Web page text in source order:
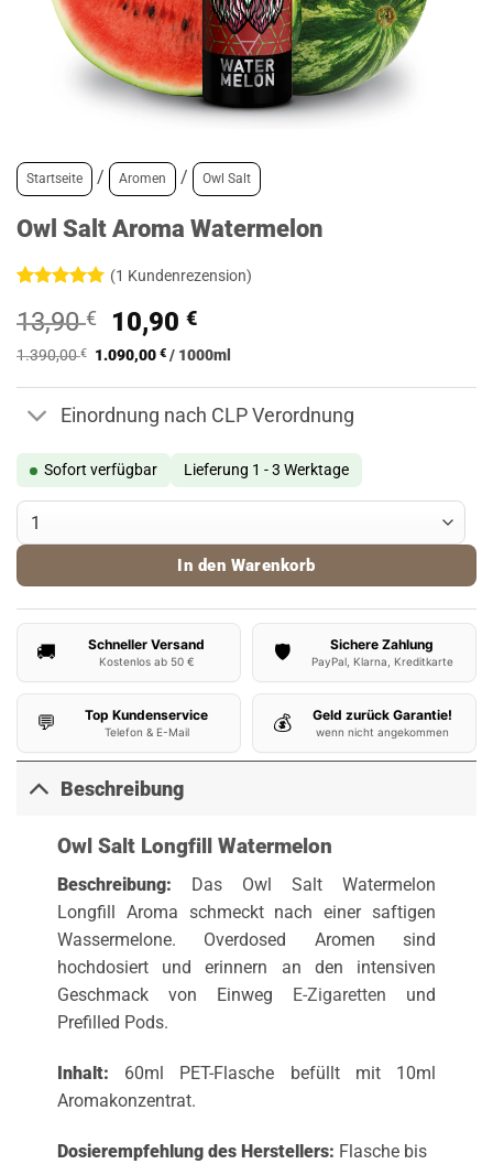
Startseite / Aromen / Owl Salt
Owl Salt Aroma Watermelon
mit5von
5, basierend
auf
(1 Kundenrezension)
13,90€
Ursprünglicher
Preis
13,90 €
10,90€Aktueller
Preis
10,90 €.
1.390,00€ 1.090,00€ / 1000ml
Einordnung nach CLP Verordnung
Sofort verfügbar Lieferung 1 - 3 Werktage
Owl Salt Aroma Watermelon Menge
In den Warenkorb
🚚 Schneller Versand
Kostenlos ab 50 € 🛡️ Sichere Zahlung
PayPal, Klarna, Kreditkarte
💬 Top Kundenservice
Telefon & E-Mail 💰 Geld zurück Garantie!
wenn nicht angekommen
Beschreibung
Owl Salt Longfill Watermelon
Beschreibung: Das Owl Salt Watermelon
Longfill Aroma schmeckt nach einer saftigen
Wassermelone. Overdosed Aromen sind
hochdosiert und erinnern an den intensiven
Geschmack von Einweg E-Zigaretten und
Prefilled Pods.
Inhalt: 60ml PET-Flasche befüllt mit 10ml
Aromakonzentrat.
Dosierempfehlung des Herstellers: Flasche bis